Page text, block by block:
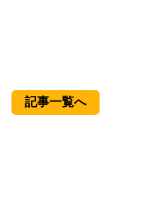
記事一覧へ